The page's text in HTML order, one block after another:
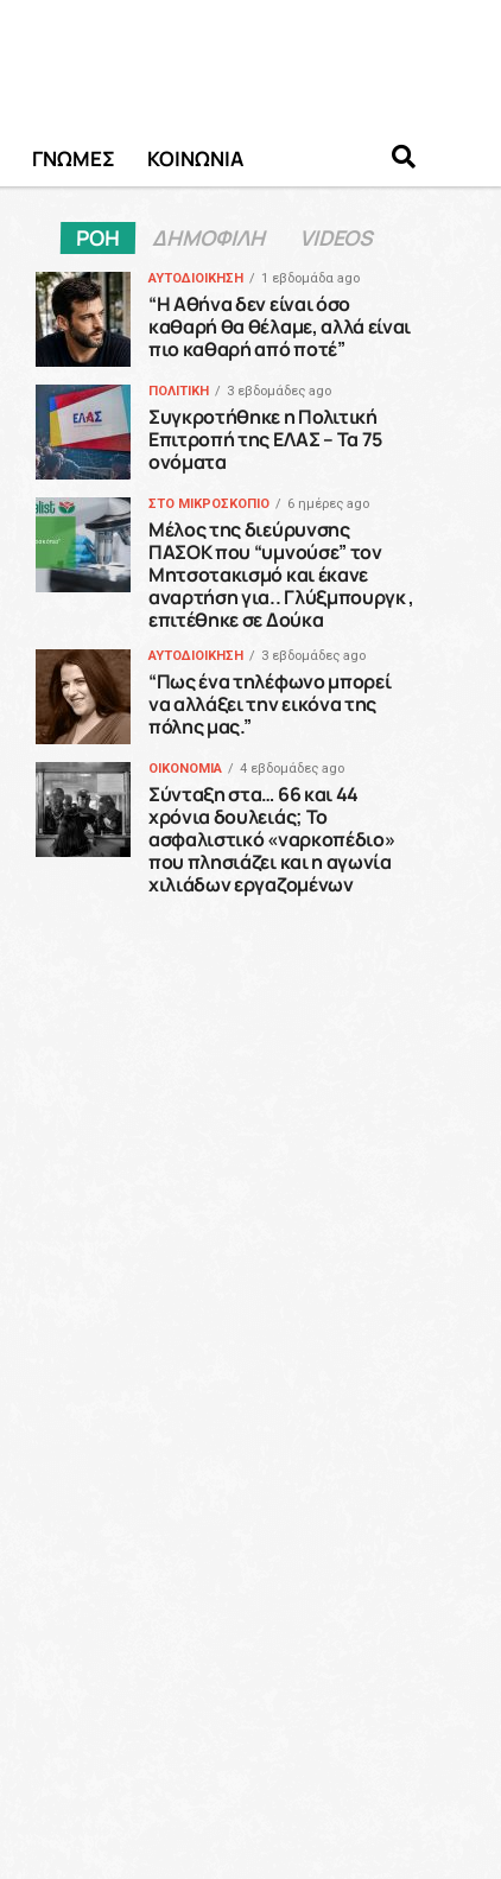
ΓΝΩΜΕΣ ΚΟΙΝΩΝΙΑ
ΡΟΗ ΔΗΜΟΦΙΛΗ VIDEOS
ΑΥΤΟΔΙΟΙΚΗΣΗ 1 εβδομάδα ago
“H Αθήνα δεν είναι όσο
καθαρή θα θέλαμε, αλλά είναι
πιο καθαρή από ποτέ”
ΠΟΛΙΤΙΚΗ 3 εβδομάδες ago
Συγκροτήθηκε η Πολιτική
Επιτροπή της ΕΛΑΣ – Τα 75
ονόματα
ΣΤΟ ΜΙΚΡΟΣΚΟΠΙΟ 6 ημέρες ago
Μέλος της διεύρυνσης
ΠΑΣΟΚ που “υμνούσε” τον
Μητσοτακισμό και έκανε
αναρτήση για.. Γλύξμπουργκ ,
επιτέθηκε σε Δούκα
ΑΥΤΟΔΙΟΙΚΗΣΗ 3 εβδομάδες ago
“Πως ένα τηλέφωνο μπορεί
να αλλάξει την εικόνα της
πόλης μας.”
ΟΙΚΟΝΟΜΙΑ 4 εβδομάδες ago
Σύνταξη στα… 66 και 44
χρόνια δουλειάς; Το
ασφαλιστικό «ναρκοπέδιο»
που πλησιάζει και η αγωνία
χιλιάδων εργαζομένων